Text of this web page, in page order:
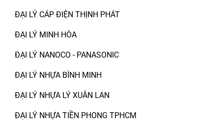
ĐẠI LÝ CÁP ĐIỆN THỊNH PHÁT
ĐẠI LÝ MINH HÒA
ĐẠI LÝ NANOCO - PANASONIC
ĐẠI LÝ NHỰA BÌNH MINH
ĐẠI LÝ NHỰA LÝ XUÂN LAN
ĐẠI LÝ NHỰA TIỀN PHONG TPHCM